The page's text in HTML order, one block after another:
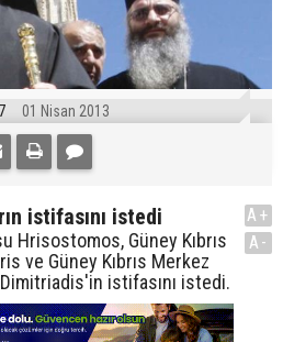
01 Nisan 2013
istifasını istedi
Hrisostomos, Güney Kıbrıs
ve Güney Kıbrıs Merkez
Dimitriadis'in istifasını istedi.
A+
A-